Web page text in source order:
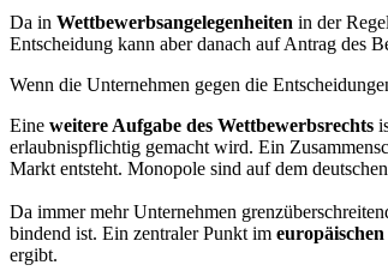
Da in Wettbewerbsangelegenheiten in der
Entscheidung kann aber danach auf Antrag des
Wenn die Unternehmen gegen die
Eine weitere Aufgabe des Wettbewerbsrechts
erlaubnispflichtig gemacht wird. Ein
Markt entsteht. Monopole sind auf dem
Da immer mehr Unternehmen
bindend ist. Ein zentraler Punkt im
ergibt.